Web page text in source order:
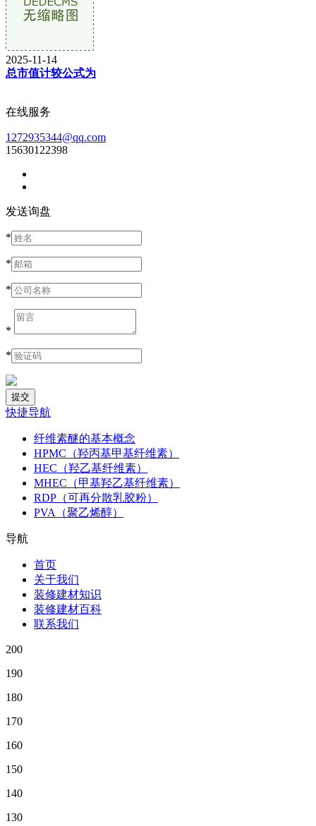
2025-11-14
总市值计较公式为
在线服务
1272935344@qq.com
15630122398
发送询盘
*
*
*
*
*
快捷导航
纤维素醚的基本概念
HPMC（羟丙基甲基纤维素）
HEC（羟乙基纤维素）
MHEC（甲基羟乙基纤维素）
RDP（可再分散乳胶粉）
PVA（聚乙烯醇）
导航
首页
关于我们
装修建材知识
装修建材百科
联系我们
200
190
180
170
160
150
140
130